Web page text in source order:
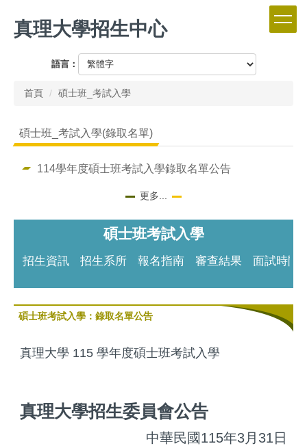
到
主真理大學招生中心
語言：
首頁 碩士班_考試入學
碩士班_考試入學(錄取名單)
114學年度碩士班考試入學錄取名單公告
更多...
碩士班考試入學
招生資訊 招生系所 報名指南 審查結果 面試時間
碩士班考試入學：錄取名單公告
真理大學 115 學年度碩士班考試入學
真理大學招生委員會公告
中華民國115年3月31日